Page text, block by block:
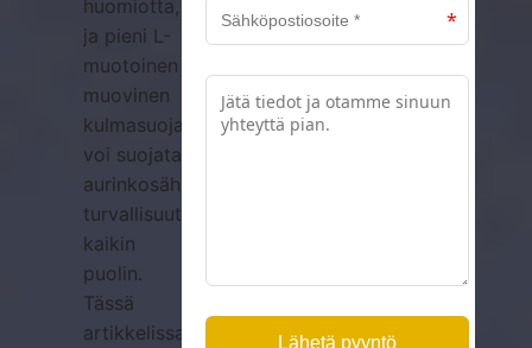
huomiotta,
ja pieni L-
muotoinen
muovinen
kulmasuoja
voi suojata
aurinkosähkömoduulien
turvallisuutta
kaikin
puolin.
Tässä
artikkelissa